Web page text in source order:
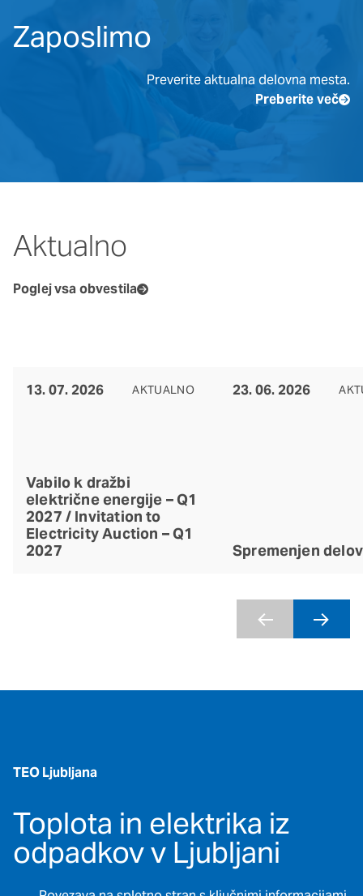
Zaposlimo
Preverite aktualna delovna mesta.
Preberite več
Aktualno
Poglej vsa obvestila
13. 07. 2026 AKTUALNO
Vabilo k dražbi
električne energije – Q1
2027 / Invitation to
Electricity Auction – Q1
2027
23. 06. 2026
Spremenjen
TEO Ljubljana
Toplota in elektrika iz
odpadkov v Ljubljani